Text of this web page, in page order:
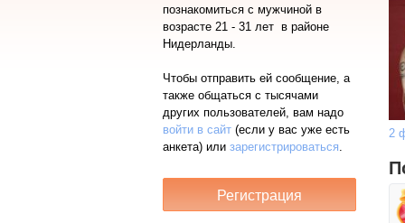
познакомиться с мужчиной в
возрасте 21 - 31 лет в районе
Нидерланды.
Чтобы отправить ей сообщение, а
также общаться с тысячами
других пользователей, вам надо
войти в сайт (если у вас уже есть
анкета) или зарегистрироваться.
2